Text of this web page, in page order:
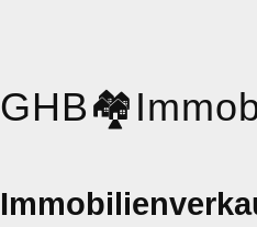
GHB🏘️